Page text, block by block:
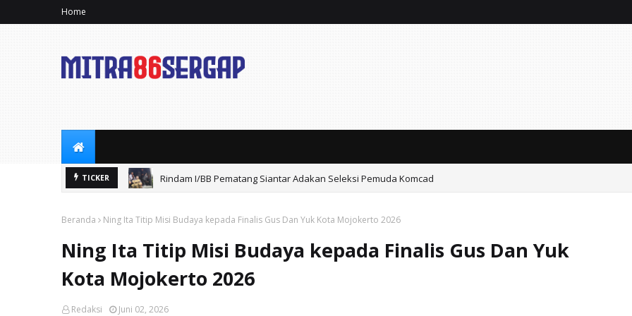
Home
TICKER Rindam I/BB Pematang Siantar Adakan Seleksi Pemuda Komcad
Beranda Ning Ita Titip Misi Budaya kepada Finalis Gus Dan Yuk Kota Mojokerto 2026
Ning Ita Titip Misi Budaya kepada Finalis Gus Dan Yuk
Kota Mojokerto 2026
Redaksi Juni 02, 2026